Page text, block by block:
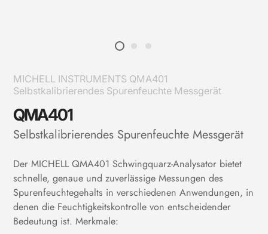
MICHELL INSTRUMENTS QMA401
Selbstkalibrierendes Spurenfeuchte Messgerät
QMA401
Selbstkalibrierendes Spurenfeuchte Messgerät
Der MICHELL QMA401 Schwingquarz-Analysator bietet
schnelle, genaue und zuverlässige Messungen des
Spurenfeuchtegehalts in verschiedenen Anwendungen, in
denen die Feuchtigkeitskontrolle von entscheidender
Bedeutung ist. Merkmale: